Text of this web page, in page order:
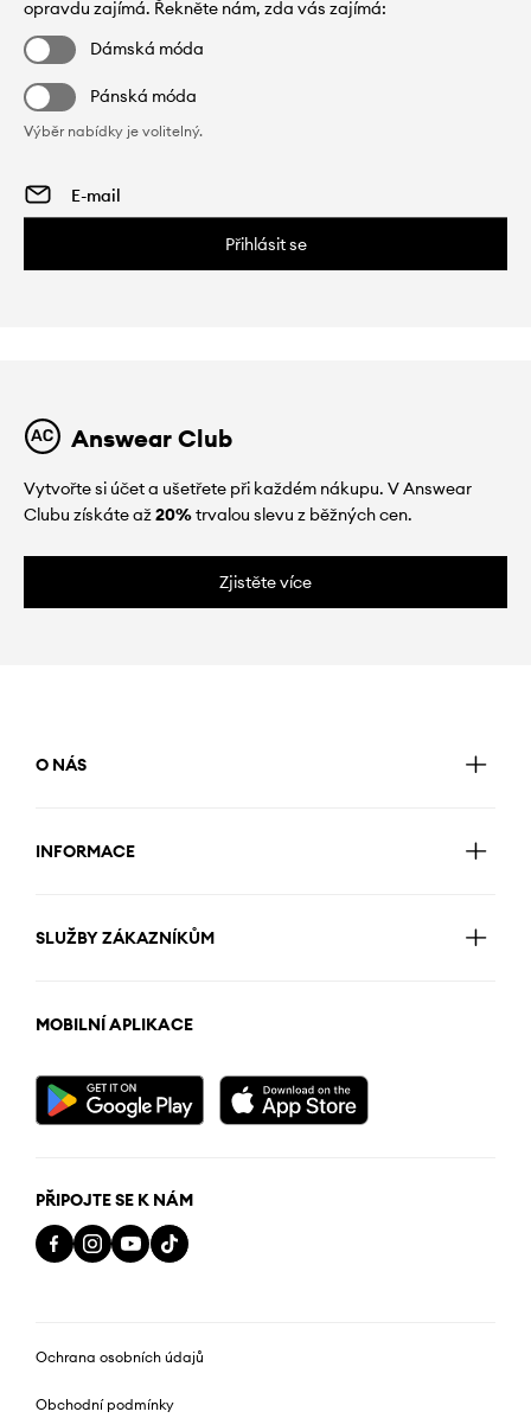
opravdu zajímá. Řekněte nám, zda vás zajímá:
Dámská móda
Pánská móda
Výběr nabídky je volitelný.
Přihlásit se
Answear Club
Vytvořte si účet a ušetřete při každém nákupu. V Answear
Clubu získáte až20%trvalou slevu z běžných cen.
Zjistěte více
O NÁS
INFORMACE
SLUŽBY ZÁKAZNÍKŮM
MOBILNÍ APLIKACE
PŘIPOJTE SE K NÁM
Ochrana osobních údajů
Obchodní podmínky